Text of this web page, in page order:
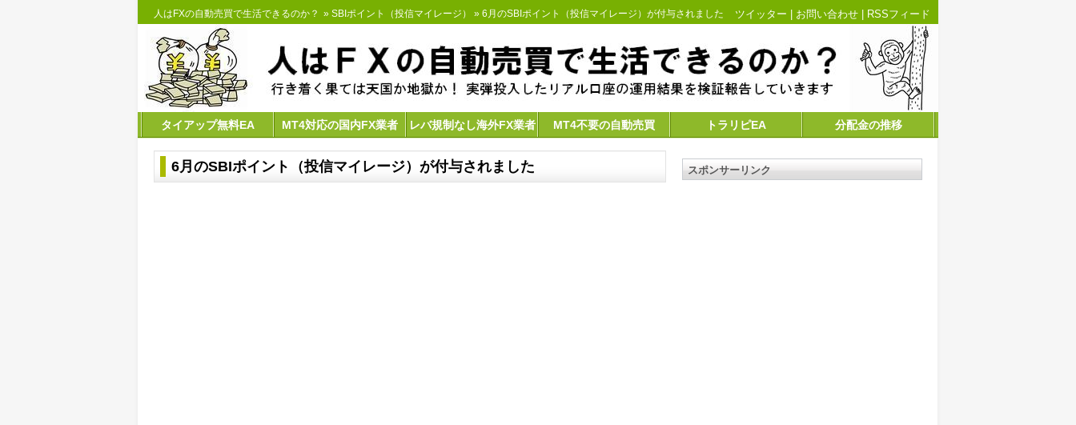
人はFXの自動売買で生活できるのか？ » SBIポイント（投信マイレージ） » 6月のSBIポイント（投信マイレージ）が付与されました ツイッター お問い合わせ RSSフィード
タイアップ無料EA MT4対応の国内FX業者 レバ規制なし海外FX業者 MT4不要の自動売買 トラリピEA 分配金の推移
6月のSBIポイント（投信マイレージ）が付与されました スポンサーリンク